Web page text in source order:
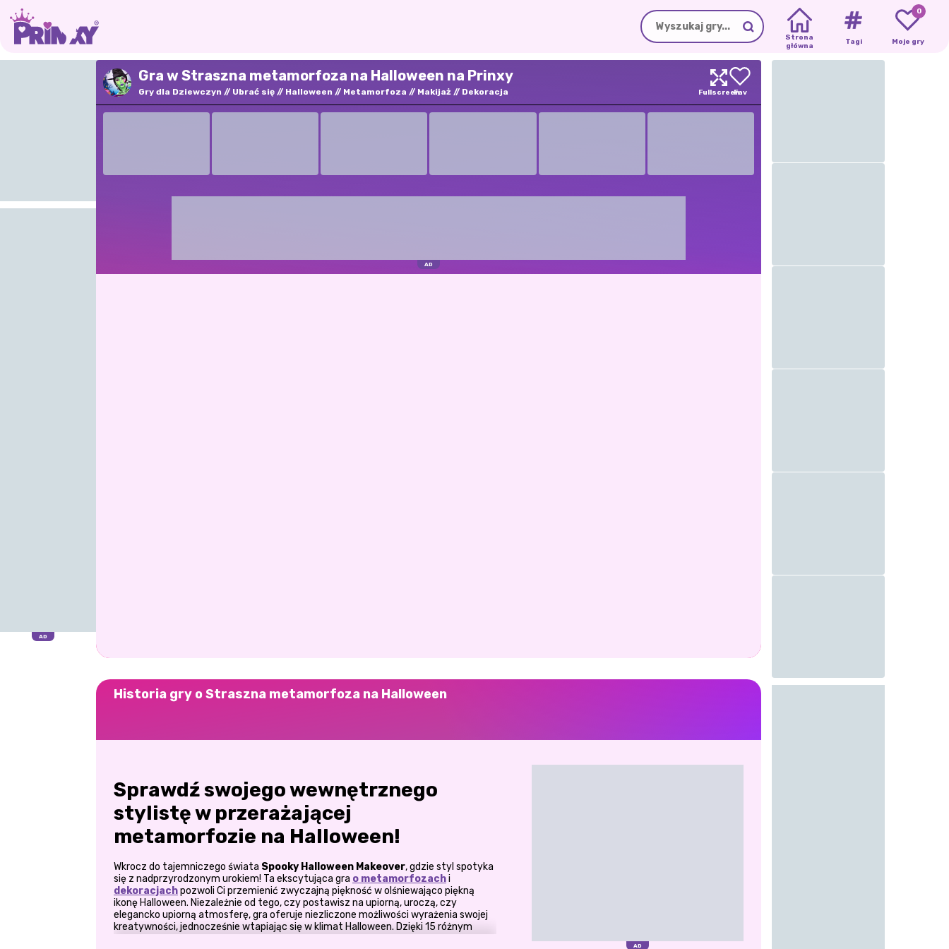
Strona
główna
Tagi
0
Moje gry
Gra w Straszna metamorfoza na Halloween na Prinxy
Gry dla Dziewczyn Ubrać się Halloween Metamorfoza Makijaż Dekoracja
Historia gry o Straszna metamorfoza na Halloween
Sprawdź swojego wewnętrznego
stylistę w przerażającej
metamorfozie na Halloween!
Wkrocz do tajemniczego świata Spooky Halloween Makeover, gdzie styl spotyka
się z nadprzyrodzonym urokiem! Ta ekscytująca gra o metamorfozachi
dekoracjachpozwoli Ci przemienić zwyczajną piękność w olśniewająco piękną
ikonę Halloween. Niezależnie od tego, czy postawisz na upiorną, uroczą, czy
elegancko upiorną atmosferę, gra oferuje niezliczone możliwości wyrażenia swojej
kreatywności, jednocześnie wtapiając się w klimat Halloween. Dzięki 15 różnym